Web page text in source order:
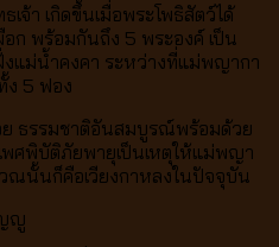
เจ้า เกิดขึ้นเมื่อพระโพธิสัตว์ได้
ก พร้อมกันถึง 5 พระองค์ เป็น
งแม่น้ำคงคา ระหว่างที่แม่พญากา
ง 5 ฟอง
ธรรมชาติอันสมบูรณ์พร้อมด้วย
ศพิบัติภัยพายุเป็นเหตุให้แม่พญา
ณนั้นก็คือเวียงกาหลงในปัจจุบัน